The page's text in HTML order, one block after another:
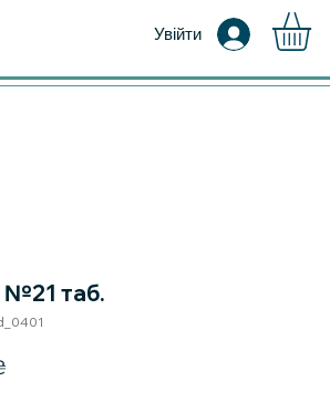
Увійти
№21 таб.